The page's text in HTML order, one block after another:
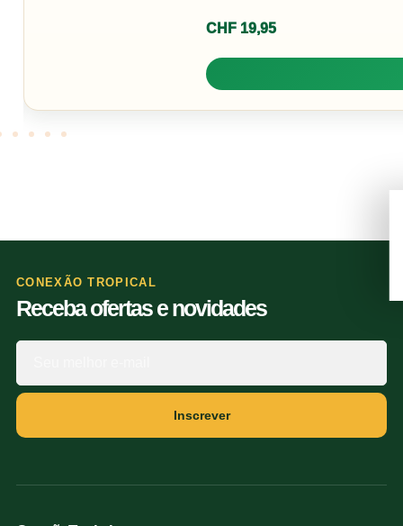
🛒 ADICIONAR AO CARRINHO
CONEXÃO TROPICAL
Receba ofertas e novidades
Inscrever